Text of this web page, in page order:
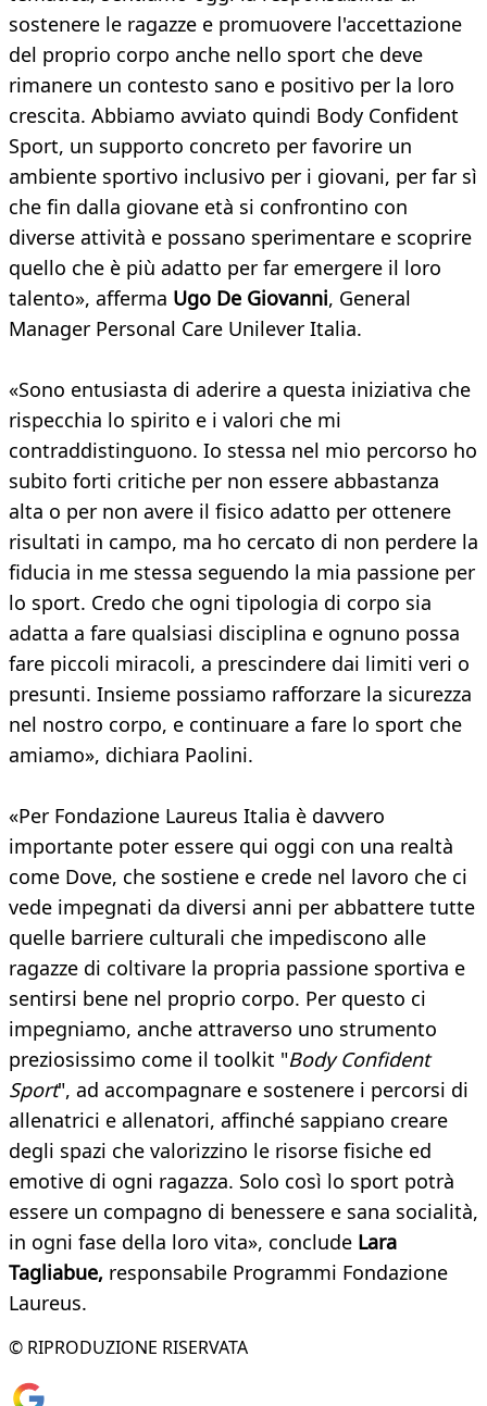
sostenere le ragazze e promuovere l'accettazione
del proprio corpo anche nello sport che deve
rimanere un contesto sano e positivo per la loro
crescita. Abbiamo avviato quindi Body Confident
Sport, un supporto concreto per favorire un
ambiente sportivo inclusivo per i giovani, per far sì
che fin dalla giovane età si confrontino con
diverse attività e possano sperimentare e scoprire
quello che è più adatto per far emergere il loro
talento», afferma Ugo De Giovanni, General
Manager Personal Care Unilever Italia.
«Sono entusiasta di aderire a questa iniziativa che
rispecchia lo spirito e i valori che mi
contraddistinguono. Io stessa nel mio percorso ho
subito forti critiche per non essere abbastanza
alta o per non avere il fisico adatto per ottenere
risultati in campo, ma ho cercato di non perdere la
fiducia in me stessa seguendo la mia passione per
lo sport. Credo che ogni tipologia di corpo sia
adatta a fare qualsiasi disciplina e ognuno possa
fare piccoli miracoli, a prescindere dai limiti veri o
presunti. Insieme possiamo rafforzare la sicurezza
nel nostro corpo, e continuare a fare lo sport che
amiamo», dichiara Paolini.
«Per Fondazione Laureus Italia è davvero
importante poter essere qui oggi con una realtà
come Dove, che sostiene e crede nel lavoro che ci
vede impegnati da diversi anni per abbattere tutte
quelle barriere culturali che impediscono alle
ragazze di coltivare la propria passione sportiva e
sentirsi bene nel proprio corpo. Per questo ci
impegniamo, anche attraverso uno strumento
preziosissimo come il toolkit "Body Confident
Sport", ad accompagnare e sostenere i percorsi di
allenatrici e allenatori, affinché sappiano creare
degli spazi che valorizzino le risorse fisiche ed
emotive di ogni ragazza. Solo così lo sport potrà
essere un compagno di benessere e sana socialità,
in ogni fase della loro vita», conclude Lara
Tagliabue, responsabile Programmi Fondazione
Laureus.
© RIPRODUZIONE RISERVATA